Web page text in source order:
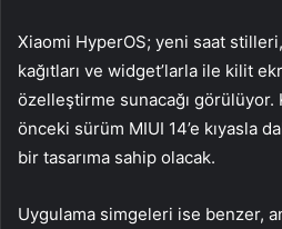
Xiaomi HyperOS; yeni saat
kağıtları ve widget’larla ile kilit
özelleştirme sunacağı
önceki sürüm MIUI 14’e kıyasla
bir tasarıma sahip olacak.
Uygulama simgeleri ise benzer,